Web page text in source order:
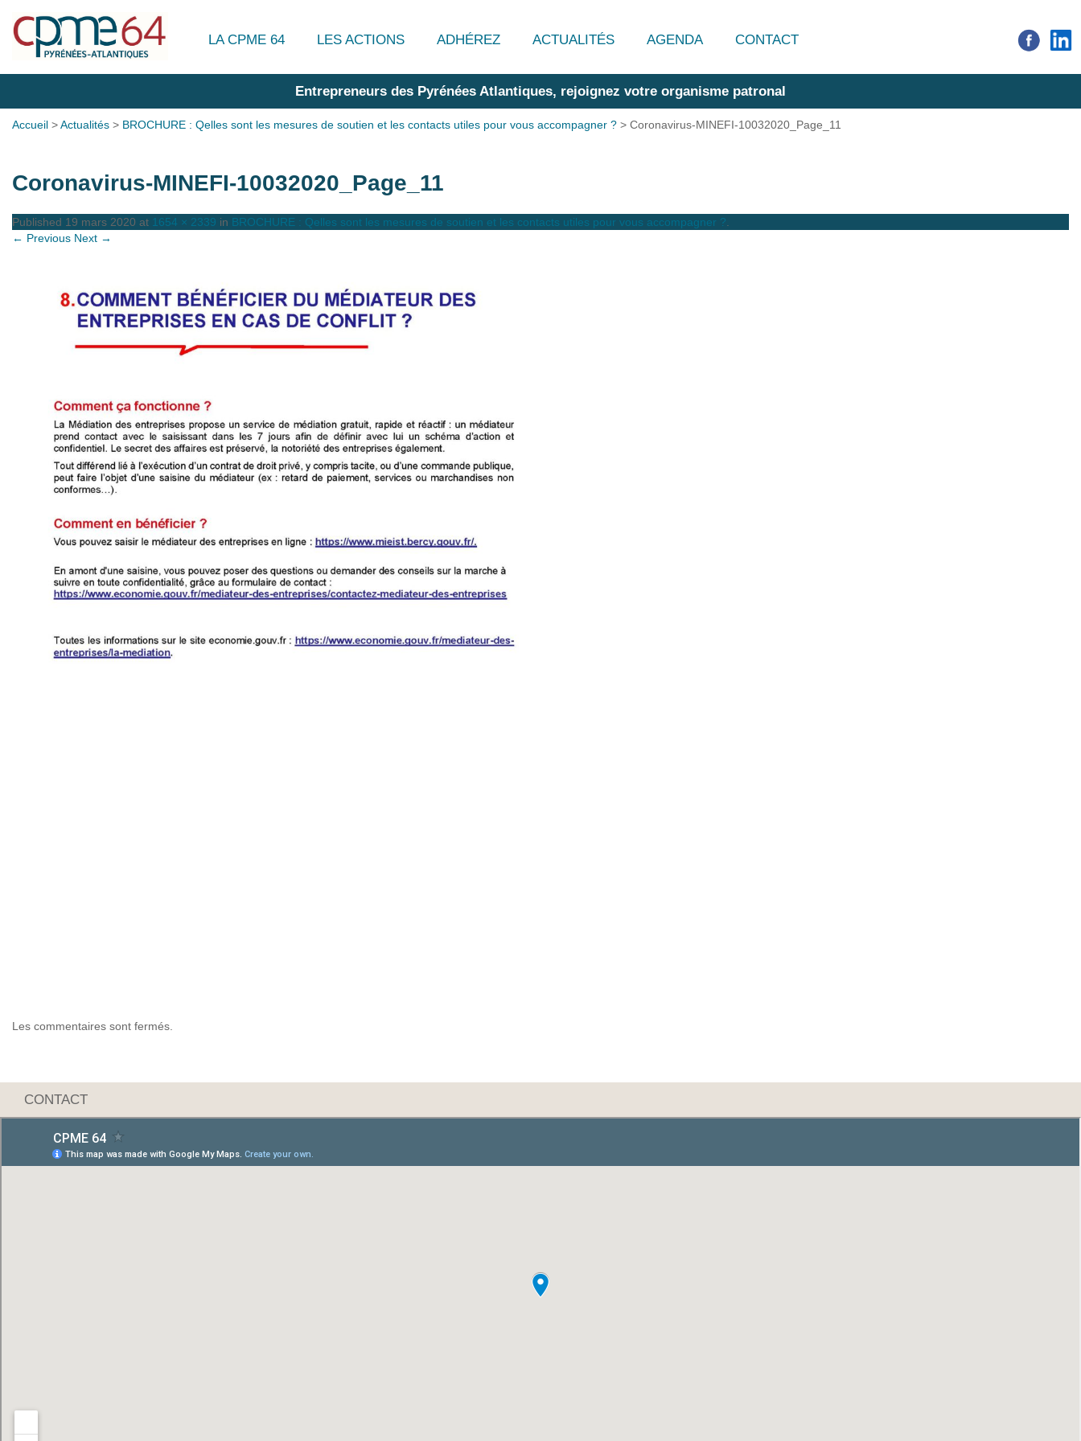
LA CPME 64 LES ACTIONS ADHÉREZ ACTUALITÉS AGENDA CONTACT
Entrepreneurs des Pyrénées Atlantiques, rejoignez votre organisme patronal
Accueil >Actualités > BROCHURE : Qelles sont les mesures de soutien et les contacts utiles pour vous accompagner ? > Coronavirus-MINEFI-10032020_Page_11
Coronavirus-MINEFI-10032020_Page_11
Published 19 mars 2020 at 1654 × 2339 in BROCHURE : Qelles sont les mesures de soutien et les contacts utiles pour vous accompagner ?
← Previous Next →
Les commentaires sont fermés.
CONTACT